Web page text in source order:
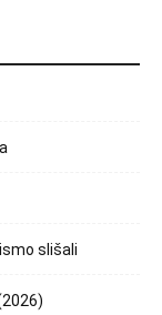
slišali